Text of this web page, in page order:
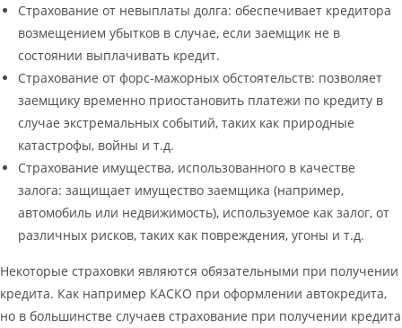
Страхование от невыплаты долга: обеспечивает кредитора
возмещением убытков в случае, если заемщик не в
состоянии выплачивать кредит.
Страхование от форс-мажорных обстоятельств: позволяет
заемщику временно приостановить платежи по кредиту в
случае экстремальных событий, таких как природные
катастрофы, войны и т.д.
Страхование имущества, использованного в качестве
залога: защищает имущество заемщика (например,
автомобиль или недвижимость), используемое как залог, от
различных рисков, таких как повреждения, угоны и т.д.
Некоторые страховки являются обязательными при получении
кредита. Как например КАСКО при оформлении автокредита,
но в большинстве случаев страхование при получении кредита